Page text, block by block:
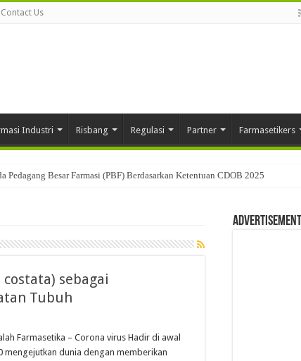
Contact Us
Industri Risbang Regulasi Partner Farmasetikers
Pedagang Besar Farmasi (PBF) Berdasarkan Ketentuan CDOB 2025
sebagai
Tubuh
Farmasetika – Corona virus Hadir di awal
mengejutkan dunia dengan memberikan
Advertisement